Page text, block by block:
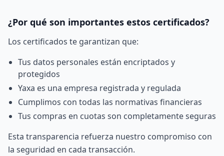
¿Por qué son importantes estos certificados?
Los certificados te garantizan que:
Tus datos personales están encriptados y
protegidos
Yaxa es una empresa registrada y regulada
Cumplimos con todas las normativas financieras
Tus compras en cuotas son completamente seguras
Esta transparencia refuerza nuestro compromiso con
la seguridad en cada transacción.